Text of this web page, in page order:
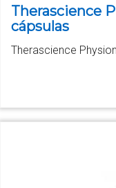
Therascience
cápsulas
Therascience